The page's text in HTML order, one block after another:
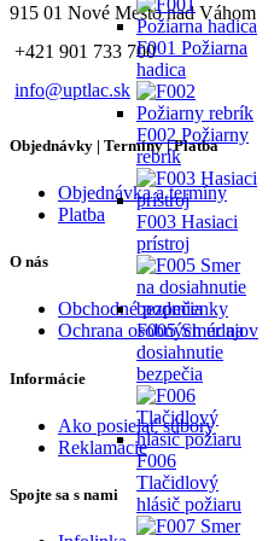
F001 Požiarna
hadica
F002 Požiarny
rebrík
F003 Hasiaci
prístroj
F005 Smer na
dosiahnutie
bezpečia
F006
Tlačidlový
hlásič požiaru
915 01 Nové Mesto nad Váhom
+421 901 733 700
info@uptlac.sk
Objednávky | Termíny | Platba
Objednávka a termíny
Platba
O nás
Obchodné podmienky
Ochrana osobných údajov
Informácie
Ako posielať súbory
Reklamácie
Spojte sa s nami